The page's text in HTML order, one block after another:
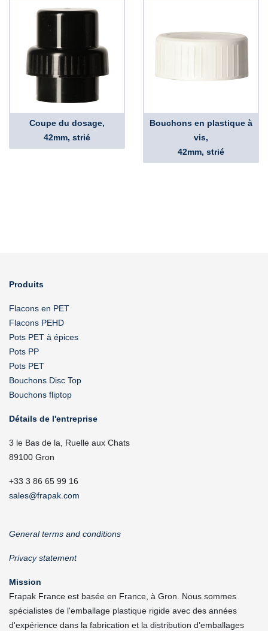
Coupe du dosage,
42mm, strié
Bouchons en plastique à
vis,
42mm, strié
Produits
Flacons en PET
Flacons PEHD
Pots PET à épices
Pots PP
Pots PET
Bouchons Disc Top
Bouchons fliptop
Détails de l'entreprise
3 le Bas de la, Ruelle aux Chats
89100 Gron
+33 3 86 65 99 16
sales@frapak.com
General terms and conditions
Privacy statement
Mission
Frapak France est basée en France, à Gron. Nous sommes
spécialistes de l'emballage plastique rigide avec des années
d'expérience dans la fabrication et la distribution d’emballages